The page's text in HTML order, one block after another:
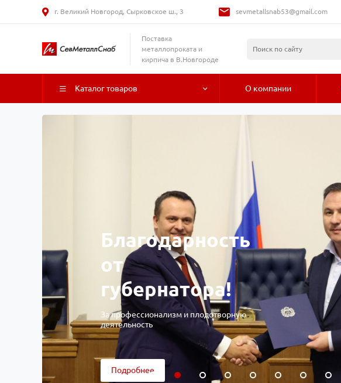
г. Великий Новгород, Сырковское ш., 3 sevmetallsnab53@gmail.com
Поставка
металлопроката и
кирпича в В.Новгороде
Каталог товаров О компании
Благодарность
от
губернатора!
За профессионализм и плодотворную
деятельность
Подробнее